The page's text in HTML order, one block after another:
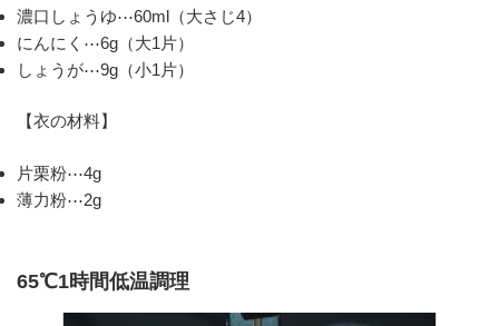
濃口しょうゆ⋯60ml（大さじ4）
にんにく⋯6g（大1片）
しょうが⋯9g（小1片）
【衣の材料】
片栗粉⋯4g
薄力粉⋯2g
65℃1時間低温調理